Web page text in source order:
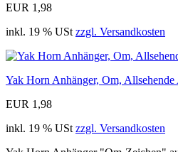
EUR 1,98
inkl. 19 % USt zzgl. Versandkosten
Yak Horn Anhänger, Om, Allsehende
EUR 1,98
inkl. 19 % USt zzgl. Versandkosten